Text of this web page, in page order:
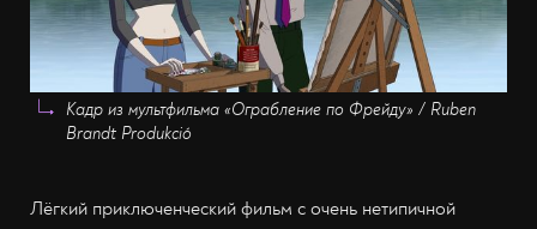
Кадр из мультфильма «Ограбление по Фрейду» / Ruben
Brandt Produkció
Лёгкий приключенческий фильм с очень нетипичной